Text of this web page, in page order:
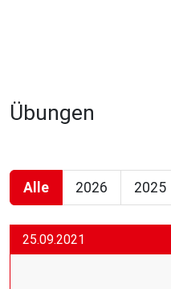
Übungen
Alle 2026 2025
25.09.2021